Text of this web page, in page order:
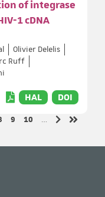
of integrase
1 cDNA
Olivier Delelis
Ruff
HAL DOI
Page
9 Page
10
…